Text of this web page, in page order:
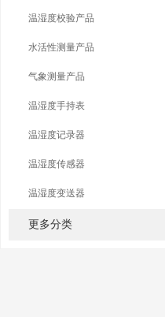
温湿度校验产品
水活性测量产品
气象测量产品
温湿度手持表
温湿度记录器
温湿度传感器
温湿度变送器
更多分类